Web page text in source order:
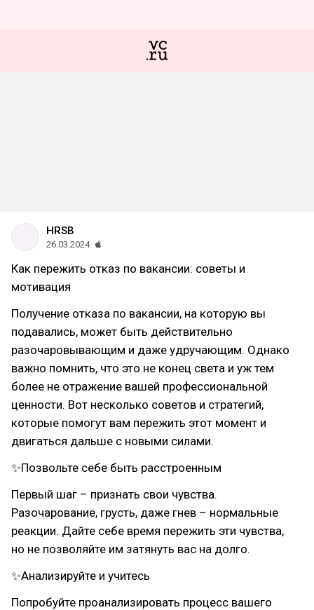
HRSB
26.03.2024
Как пережить отказ по вакансии: советы и
мотивация
Получение отказа по вакансии, на которую вы
подавались, может быть действительно
разочаровывающим и даже удручающим. Однако
важно помнить, что это не конец света и уж тем
более не отражение вашей профессиональной
ценности. Вот несколько советов и стратегий,
которые помогут вам пережить этот момент и
двигаться дальше с новыми силами.
✨Позвольте себе быть расстроенным
Первый шаг – признать свои чувства.
Разочарование, грусть, даже гнев – нормальные
реакции. Дайте себе время пережить эти чувства,
но не позволяйте им затянуть вас на долго.
✨Анализируйте и учитесь
Попробуйте проанализировать процесс вашего